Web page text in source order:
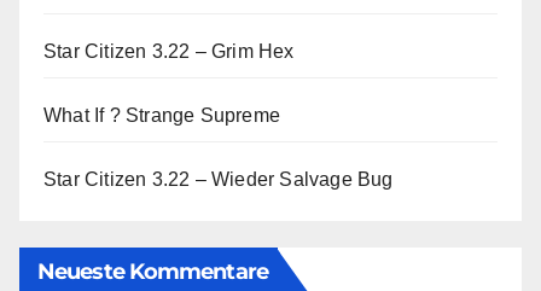
Star Citizen 3.22 – Grim Hex
What If ? Strange Supreme
Star Citizen 3.22 – Wieder Salvage Bug
Neueste Kommentare